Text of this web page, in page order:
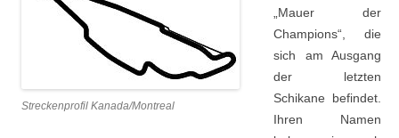
Streckenprofil Kanada/Montreal
„Mauer der
Champions“, die
sich am Ausgang
der letzten
Schikane befindet.
Ihren Namen